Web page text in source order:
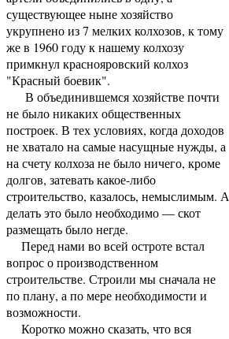
существующее ныне хозяйство
укрупнено из 7 мелких колхозов, к тому
же в 1960 году к нашему колхозу
примкнул краснояровский колхоз
"Красный боевик".
В объединившемся хозяйстве почти
не было никаких общественных
построек. В тех условиях, когда доходов
не хватало на самые насущные нужды, а
на счету колхоза не было ничего, кроме
долгов, затевать какое-либо
строительство, казалось, немыслимым. А
делать это было необходимо — скот
размещать было негде.
Перед нами во всей остроте встал
вопрос о производственном
строительстве. Строили мы сначала не
по плану, а по мере необходимости и
возможности.
Коротко можно сказать, что вся